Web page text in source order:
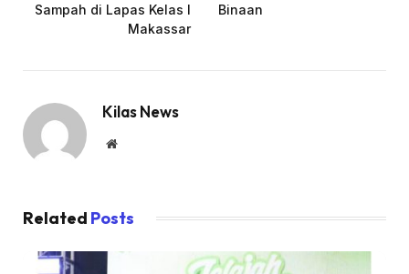
Sampah di Lapas Kelas I
Makassar
Binaan
Kilas News
Website
Related Posts